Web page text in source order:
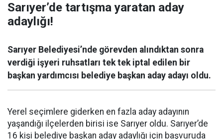
Sarıyer’de tartışma yaratan aday
adaylığı!
Sarıyer Belediyesi’nde görevden alındıktan sonra
verdiği işyeri ruhsatları tek tek iptal edilen bir
başkan yardımcısı belediye başkan aday adayı oldu.
Yerel seçimlere giderken en fazla aday adayının
yaşandığı ilçelerden birisi ise Sarıyer oldu. Sarıyer’de
16 kişi belediye başkan aday adaylığı için başvuruda